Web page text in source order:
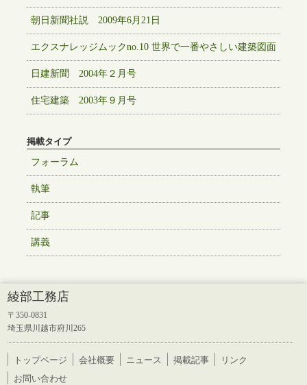
朝日新聞社説 2009年6月21日
エクスナレッジムックno.10 世界で一番やさしい建築図面
日建新聞 2004年２月号
住宅建築 2003年９月号
掲載タイプ
フォーラム
執筆
記事
講義
綾部工務店
〒350-0831
埼玉県川越市府川265
トップページ 会社概要 ニュース 掲載記事
リンク
お問い合わせ